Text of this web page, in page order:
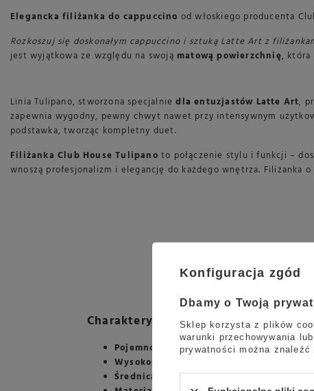
Elegancka filiżanka do cappuccino od włoskiego producenta
Rozkoszuj się doskonałym cappuccino i sztuką Latte Art z
jest wyjątkowa ze względu na swoją matową powierzchnię, która
Linia Tulipano, stworzona specjalniedla entuzjastów Latte Art,
zapewnia wygodny, pewny chwyt nawet przy intensywnym
podstawka, tworząc kompletny duet.
Filiżanka Club House Tulipano to połączenie stylu i funkcji –
wnoszą profesjonalizm i elegancję do każdego wnętrza. Filiżanka
Charakterystyka:
Pojemność:
210 ml
Wysokość:
Średnica:
96 mm
Konfiguracja zgód
Dbamy o Twoją
Sklep korzysta z plików
warunki przechowywania
prywatności można